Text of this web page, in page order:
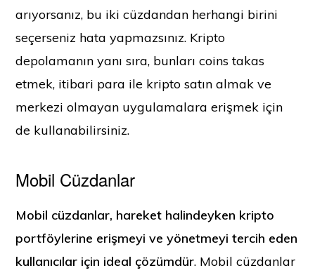
arıyorsanız, bu iki cüzdandan herhangi birini
seçerseniz hata yapmazsınız. Kripto
depolamanın yanı sıra, bunları coins takas
etmek, itibari para ile kripto satın almak ve
merkezi olmayan uygulamalara erişmek için
de kullanabilirsiniz.
Mobil Cüzdanlar
Mobil cüzdanlar, hareket halindeyken kripto
portföylerine erişmeyi ve yönetmeyi tercih eden
kullanıcılar için ideal çözümdür. Mobil cüzdanlar